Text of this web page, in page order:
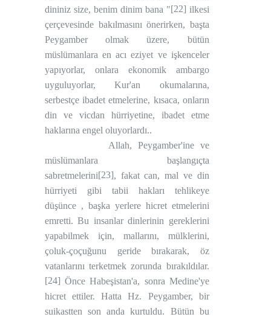
dininiz size, benim dinim bana "[22] ilkesi
çerçevesinde bakılmasını önerirken, başta
Peygamber olmak üzere, bütün
müslümanlara en acı eziyet ve işkenceler
yapıyorlar, onlara ekonomik ambargo
uyguluyorlar, Kur'an okumalarına,
serbestçe ibadet etmelerine, kısaca, onların
din ve vicdan hürriyetine, ibadet etme
haklarına engel oluyorlardı..
Allah, Peygamber'ine ve
müslümanlara başlangıçta
sabretmelerini[23], fakat can, mal ve din
hürriyeti gibi tabii hakları tehlikeye
düşünce , başka yerlere hicret etmelerini
emretti. Bu insanlar dinlerinin gereklerini
yapabilmek için, mallarını, mülklerini,
çoluk-çoçuğunu geride bırakarak, öz
vatanlarını terketmek zorunda bırakıldılar.
[24] Önce Habeşistan'a, sonra Medine'ye
hicret ettiler. Hatta Hz. Peygamber, bir
suikastten son anda kurtuldu. Bütün bu